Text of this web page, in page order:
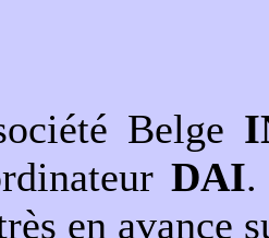
Belge
DAI.
en avance